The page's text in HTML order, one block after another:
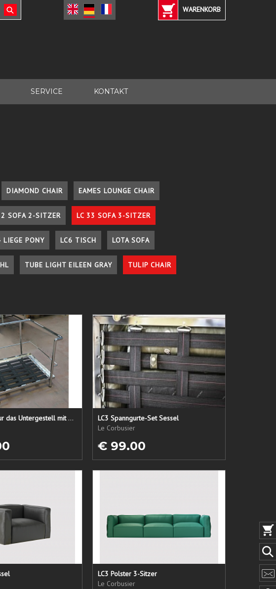
WARENKORB
SERVICE KONTAKT
DIAMOND CHAIR EAMES LOUNGE CHAIR
SOFA 2-SITZER LC 33 SOFA 3-SITZER
LIEGE PONY LC6 TISCH LOTA SOFA
TUBE LIGHT EILEEN GRAY TULIP CHAIR
LC 21 Sessel nur das Untergestell mit elastischen Straps
LC3 Spanngurte-Set Sessel
Le Corbusier
€ 99.00
LC3 Polster 3-Sitzer
Le Corbusier